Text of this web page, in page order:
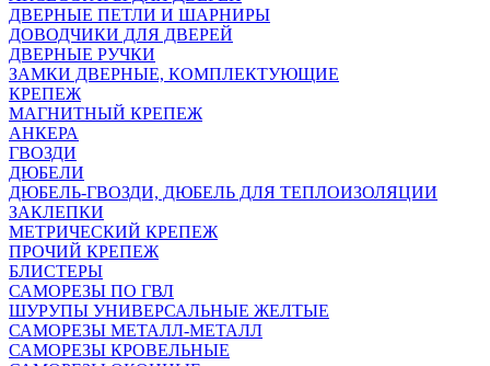
ДВЕРНЫЕ ПЕТЛИ И ШАРНИРЫ
ДОВОДЧИКИ ДЛЯ ДВЕРЕЙ
ДВЕРНЫЕ РУЧКИ
ЗАМКИ ДВЕРНЫЕ, КОМПЛЕКТУЮЩИЕ
КРЕПЕЖ
МАГНИТНЫЙ КРЕПЕЖ
АНКЕРА
ГВОЗДИ
ДЮБЕЛИ
ДЮБЕЛЬ-ГВОЗДИ, ДЮБЕЛЬ ДЛЯ ТЕПЛОИЗОЛЯЦИИ
ЗАКЛЕПКИ
МЕТРИЧЕСКИЙ КРЕПЕЖ
ПРОЧИЙ КРЕПЕЖ
БЛИСТЕРЫ
САМОРЕЗЫ ПО ГВЛ
ШУРУПЫ УНИВЕРСАЛЬНЫЕ ЖЕЛТЫЕ
САМОРЕЗЫ МЕТАЛЛ-МЕТАЛЛ
САМОРЕЗЫ КРОВЕЛЬНЫЕ